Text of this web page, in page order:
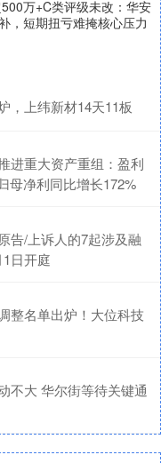
万+C类评级未改：华安
，短期扭亏难掩核心压力
，上纬新材14天11板
进重大资产重组：盈利
母净利同比增长172%
告/上诉人的7起涉及融
日开庭
整名单出炉！大位科技
不大 华尔街等待关键通